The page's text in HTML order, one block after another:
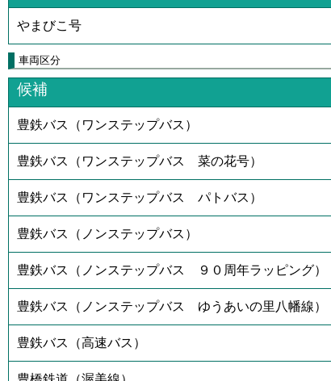
やまびこ号
車両区分
候補
豊鉄バス（ワンステップバス）
豊鉄バス（ワンステップバス 菜の花号）
豊鉄バス（ワンステップバス パトバス）
豊鉄バス（ノンステップバス）
豊鉄バス（ノンステップバス ９０周年ラッピング）
豊鉄バス（ノンステップバス ゆうあいの里八幡線）
豊鉄バス（高速バス）